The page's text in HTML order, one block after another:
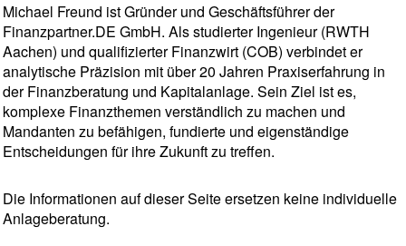
Michael Freund ist Gründer und Geschäftsführer der
Finanzpartner.DE GmbH. Als studierter Ingenieur (RWTH
Aachen) und qualifizierter Finanzwirt (COB) verbindet er
analytische Präzision mit über 20 Jahren Praxiserfahrung in
der Finanzberatung und Kapitalanlage. Sein Ziel ist es,
komplexe Finanzthemen verständlich zu machen und
Mandanten zu befähigen, fundierte und eigenständige
Entscheidungen für ihre Zukunft zu treffen.
Die Informationen auf dieser Seite ersetzen keine individuelle
Anlageberatung.